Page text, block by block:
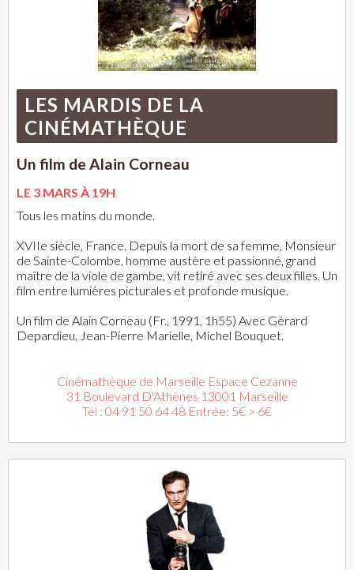
LES MARDIS DE LA
CINÉMATHÈQUE
Un film de Alain Corneau
LE 3 MARS À 19H
Tous les matins du monde.
XVIIe siècle, France. Depuis la mort de sa femme, Monsieur
de Sainte-Colombe, homme austère et passionné, grand
maître de la viole de gambe, vit retiré avec ses deux filles. Un
film entre lumières picturales et profonde musique.
Un film de Alain Corneau (Fr., 1991, 1h55) Avec Gérard
Depardieu, Jean-Pierre Marielle, Michel Bouquet.
Cinémathèque de Marseille Espace Cezanne
31 Boulevard D'Athènes 13001 Marseille
Tél : 04 91 50 64 48 Entrée: 5€ > 6€